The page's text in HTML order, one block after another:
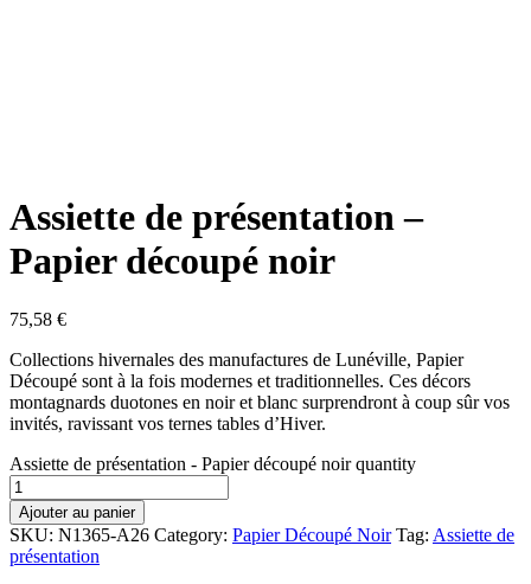
Assiette de présentation –
Papier découpé noir
75,58 €
Collections hivernales des manufactures de Lunéville, Papier
Découpé sont à la fois modernes et traditionnelles. Ces décors
montagnards duotones en noir et blanc surprendront à coup sûr vos
invités, ravissant vos ternes tables d’Hiver.
Assiette de présentation - Papier découpé noir quantity
Ajouter au panier
SKU: N1365-A26 Category: Papier Découpé Noir Tag: Assiette de
présentation